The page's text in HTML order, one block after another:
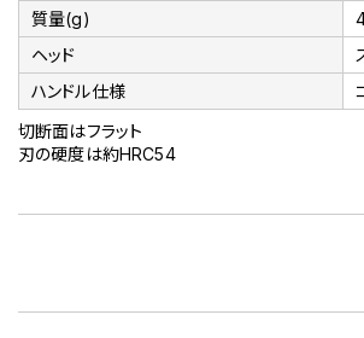
質量(g)
ヘッド
ハンドル仕様
切断面はフラット
刃の硬度は約HRC54